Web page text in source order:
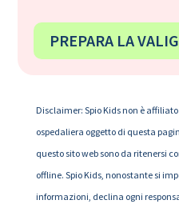
PREPARA LA
Disclaimer: Spio Kids non è
ospedaliera oggetto di questa
questo sito web sono da ritenersi
offline. Spio Kids, nonostante si
informazioni, declina ogni